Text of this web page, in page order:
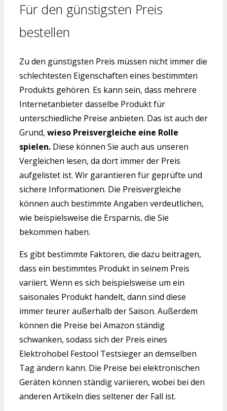
Für den günstigsten Preis
bestellen
Zu den günstigsten Preis müssen nicht immer die
schlechtesten Eigenschaften eines bestimmten
Produkts gehören. Es kann sein, dass mehrere
Internetanbieter dasselbe Produkt für
unterschiedliche Preise anbieten. Das ist auch der
Grund, wieso Preisvergleiche eine Rolle
spielen. Diese können Sie auch aus unseren
Vergleichen lesen, da dort immer der Preis
aufgelistet ist. Wir garantieren für geprüfte und
sichere Informationen. Die Preisvergleiche
können auch bestimmte Angaben verdeutlichen,
wie beispielsweise die Ersparnis, die Sie
bekommen haben.
Es gibt bestimmte Faktoren, die dazu beitragen,
dass ein bestimmtes Produkt in seinem Preis
variiert. Wenn es sich beispielsweise um ein
saisonales Produkt handelt, dann sind diese
immer teurer außerhalb der Saison. Außerdem
können die Preise bei Amazon ständig
schwanken, sodass sich der Preis eines
Elektrohobel Festool Testsieger an demselben
Tag ändern kann. Die Preise bei elektronischen
Geräten können ständig variieren, wobei bei den
anderen Artikeln dies seltener der Fall ist.